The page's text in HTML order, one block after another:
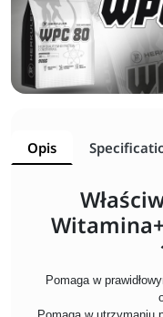
Opis
Pomaga w